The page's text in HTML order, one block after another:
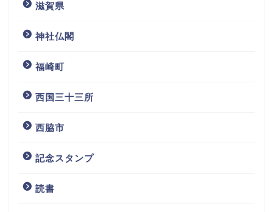
滋賀県
神社仏閣
福崎町
西国三十三所
西脇市
記念スタンプ
読書